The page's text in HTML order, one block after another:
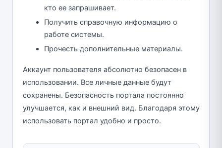
кто ее запрашивает.
Получить справочную информацию о
работе системы.
Прочесть дополнительные материалы.
Аккаунт пользователя абсолютно безопасен в
использовании. Все личные данные будут
сохранены. Безопасность портала постоянно
улучшается, как и внешний вид. Благодаря этому
использовать портал удобно и просто.